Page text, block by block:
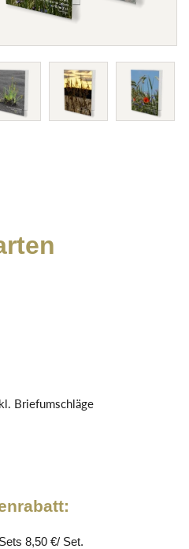
Briefumschläge
8,50 €/ Set.